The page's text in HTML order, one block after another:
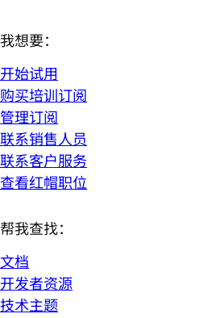
我想要：
开始试用
购买培训订阅
管理订阅
联系销售人员
联系客户服务
查看红帽职位
帮我查找：
文档
开发者资源
技术主题